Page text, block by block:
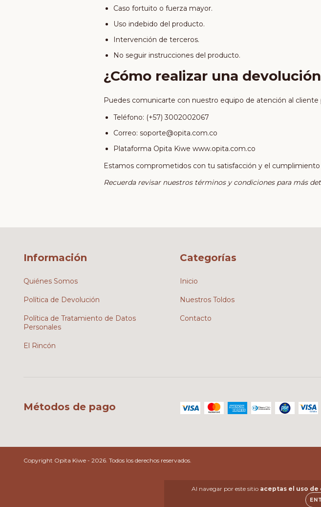
Al navegar por este sitio aceptas el uso de
Caso fortuito o fuerza mayor.
Uso indebido del producto.
Intervención de terceros.
No seguir instrucciones del producto.
¿Cómo realizar una
Puedes comunicarte con nuestro equipo de atención al cliente
Teléfono: (+57) 3002002067
Correo: soporte@opita.com.co
Plataforma Opita Kiwe www.opita.com.co
Estamos comprometidos con tu satisfacción y el
Recuerda revisar nuestros términos y condiciones para más
Información
Quiénes Somos
Política de Devolución
Política de Tratamiento de Datos
Personales
El Rincón
Categorías
Inicio
Nuestros Toldos
Contacto
Métodos de pago
Copyright Opita Kiwe - 2026. Todos los derechos reservados.